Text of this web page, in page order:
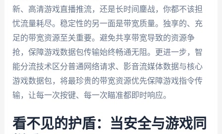
新、高清游戏直播推流，还是长时间鏖战，你都不该担
忧流量耗尽。稳定性的另一面是带宽质量。独享的、充
足的带宽资源至关重要。避免共享带宽导致的资源争
抢，保障游戏数据包传输始终畅通无阻。更进一步，智
能分流技术区分普通网络请求、影音流媒体数据与核心
游戏数据包，将最珍贵的带宽资源优先保障游戏指令传
输，让每一次按键、每一次瞄准都即时响应。
看不见的护盾：当安全与游戏同